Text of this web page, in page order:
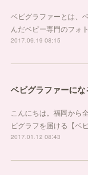
ベビグラファーとは、
んだベビー専門のフォ
2017.09.19 08:15
こんにちは。福岡から
ビグラフを届ける【ベ
2017.01.12 08:43